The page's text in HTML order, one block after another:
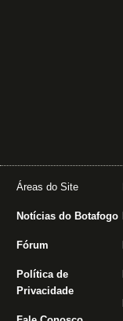
Áreas do Site
Notícias do Botafogo
Fórum
Política de
Privacidade